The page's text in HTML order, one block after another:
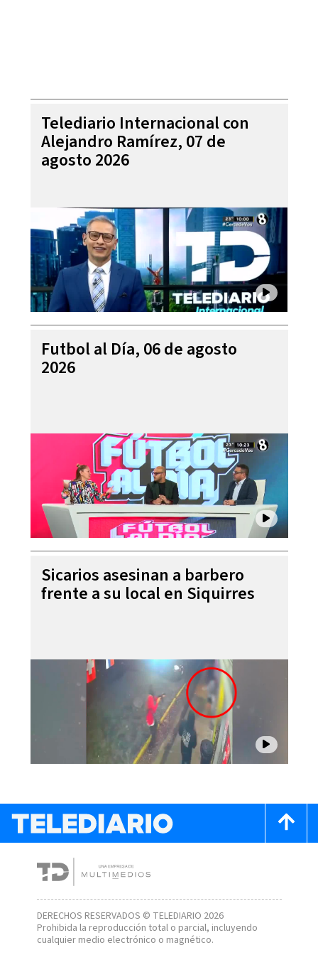
Telediario Internacional con
Alejandro Ramírez, 07 de
agosto 2026
Futbol al Día, 06 de agosto
2026
Sicarios asesinan a barbero
frente a su local en Siquirres
DERECHOS RESERVADOS © TELEDIARIO 2026
Prohibida la reproducción total o parcial, incluyendo
cualquier medio electrónico o magnético.